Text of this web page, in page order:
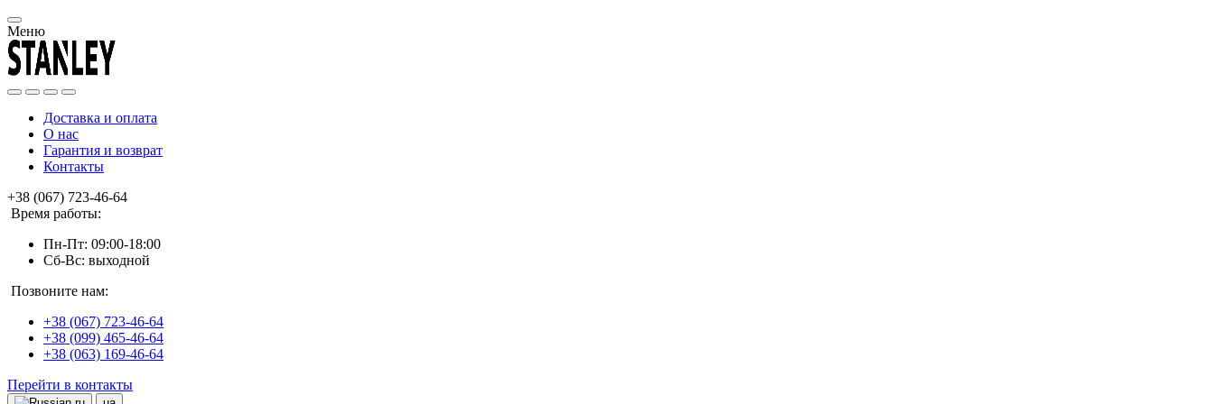
Меню
Доставка и оплата
О нас
Гарантия и возврат
Контакты
+38 (067) 723-46-64
Время работы:
Пн-Пт: 09:00-18:00
Сб-Вс: выходной
Позвоните нам:
+38 (067) 723-46-64
+38 (099) 465-46-64
+38 (063) 169-46-64
Перейти в контакты